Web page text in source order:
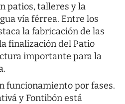
patios, talleres y la
vía férrea. Entre los
la fabricación de las
finalización del Patio
importante para la
funcionamiento por fases.
y Fontibón está